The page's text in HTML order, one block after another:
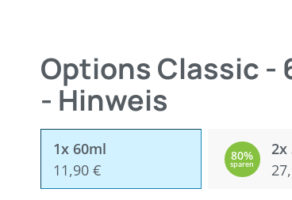
Options Classic -
- Hinweis
1x 60ml
11,90 €
80%
sparen
2x